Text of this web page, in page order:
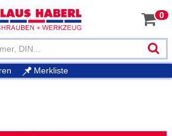
0
Merkliste